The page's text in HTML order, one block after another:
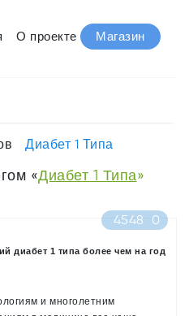
О проекте Магазин
Диабет 1 Типа
«Диабет 1 Типа»
4548 0
диабет 1 типа более чем на год
и многолетним